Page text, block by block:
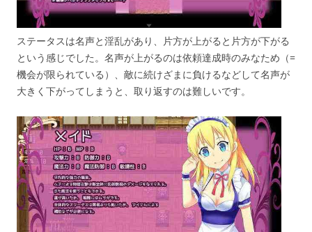
ステータスは名声と淫乱があり、片方が上がると片方が下がる
という感じでした。名声が上がるのは依頼達成時のみなため（=
機会が限られている）、敵に続けざまに負けるなどして名声が
大きく下がってしまうと、取り返すのは難しいです。